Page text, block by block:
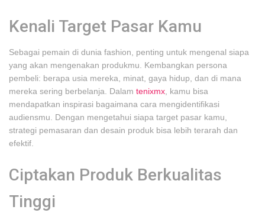
Kenali Target Pasar Kamu
Sebagai pemain di dunia fashion, penting untuk mengenal siapa
yang akan mengenakan produkmu. Kembangkan persona
pembeli: berapa usia mereka, minat, gaya hidup, dan di mana
mereka sering berbelanja. Dalam tenixmx , kamu bisa
mendapatkan inspirasi bagaimana cara mengidentifikasi
audiensmu. Dengan mengetahui siapa target pasar kamu,
strategi pemasaran dan desain produk bisa lebih terarah dan
efektif.
Ciptakan Produk Berkualitas
Tinggi